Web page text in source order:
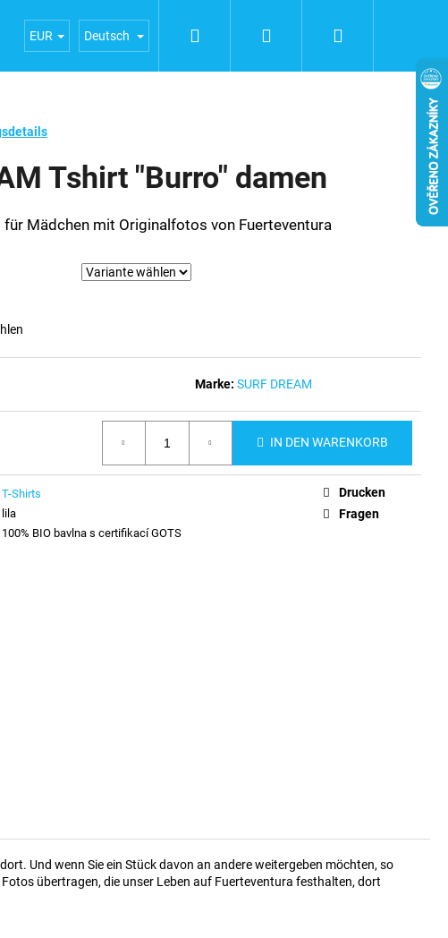
ERFAHRUNGEN Geschäftsbedingungen
EUR Deutsch
Tshirt "Burro" damen
für Mädchen mit Originalfotos von Fuerteventura
Marke: SURF DREAM
IN DEN WARENKORB
T-Shirts
lila
100% BIO bavlna s certifikací GOTS
Drucken
Fragen
Und wenn Sie ein Stück davon an andere weitergeben möchten, so
übertragen, die unser Leben auf Fuerteventura festhalten, dort